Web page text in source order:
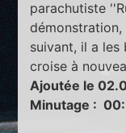
parachutiste
démonstration,
suivant, il a
croise à
Ajoutée le
Minutage :